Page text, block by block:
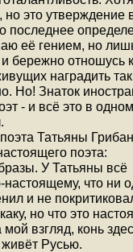
но это утверждение
последнее
её гением, но
бережно отношусь к
наградить
Но! Знаток
- и всё это в
Татьяны
поэта:
У Татьяны всё
настоящему, что ни
и не
но что это
взгляд, конь
Русью.